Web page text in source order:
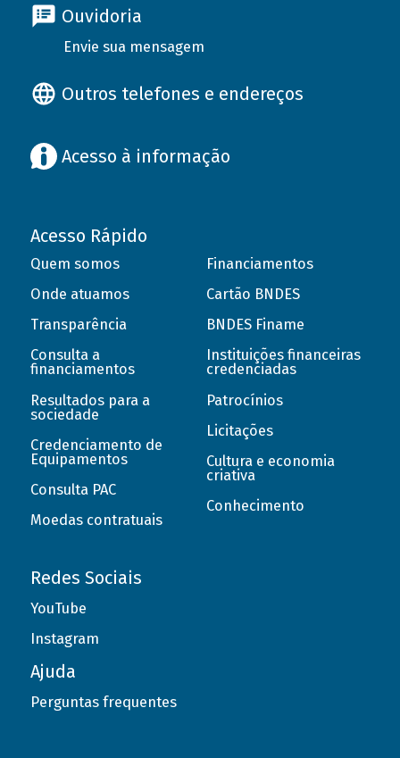
Ouvidoria
Envie sua mensagem
Outros telefones e endereços
Acesso à informação
Acesso Rápido
Quem somos
Onde atuamos
Transparência
Consulta a
financiamentos
Resultados para a
sociedade
Credenciamento de
Equipamentos
Consulta PAC
Moedas contratuais
Financiamentos
Cartão BNDES
BNDES Finame
Instituições financeiras
credenciadas
Patrocínios
Licitações
Cultura e economia
criativa
Conhecimento
Redes Sociais
YouTube
Instagram
Ajuda
Perguntas frequentes